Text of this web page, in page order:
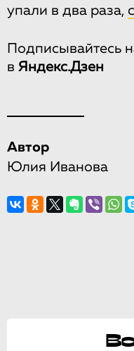
упали в два раза,
Подписывайтесь
в Яндекс.Дзен
Автор
Юлия Иванова